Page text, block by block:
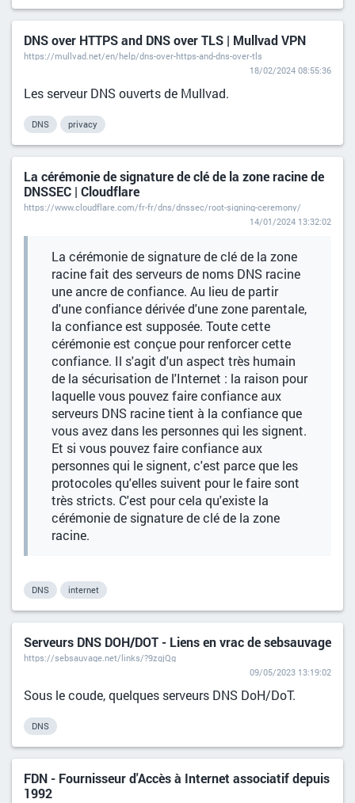
DNS over HTTPS and DNS over TLS | Mullvad VPN
https://mullvad.net/en/help/dns-over-https-and-dns-over-tls
18/02/2024 08:55:36
Les serveur DNS ouverts de Mullvad.
DNS privacy
La cérémonie de signature de clé de la zone racine de
DNSSEC | Cloudflare
https://www.cloudflare.com/fr-fr/dns/dnssec/root-signing-ceremony/
14/01/2024 13:32:02
La cérémonie de signature de clé de la zone
racine fait des serveurs de noms DNS racine
une ancre de confiance. Au lieu de partir
d'une confiance dérivée d'une zone parentale,
la confiance est supposée. Toute cette
cérémonie est conçue pour renforcer cette
confiance. Il s'agit d'un aspect très humain
de la sécurisation de l'Internet : la raison pour
laquelle vous pouvez faire confiance aux
serveurs DNS racine tient à la confiance que
vous avez dans les personnes qui les signent.
Et si vous pouvez faire confiance aux
personnes qui le signent, c'est parce que les
protocoles qu'elles suivent pour le faire sont
très stricts. C'est pour cela qu'existe la
cérémonie de signature de clé de la zone
racine.
DNS internet
Serveurs DNS DOH/DOT - Liens en vrac de sebsauvage
https://sebsauvage.net/links/?9zqjQg
09/05/2023 13:19:02
Sous le coude, quelques serveurs DNS DoH/DoT.
DNS
FDN - Fournisseur d'Accès à Internet associatif depuis
1992